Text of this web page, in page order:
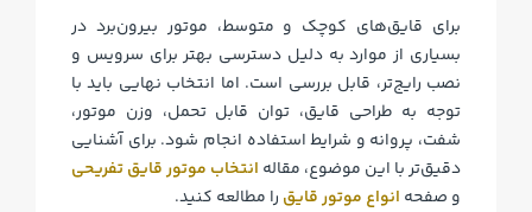
برای قایق‌های کوچک و متوسط، موتور بیرون‌برد در
بسیاری از موارد به دلیل دسترسی بهتر برای سرویس و
نصب رایج‌تر، قابل بررسی است. اما انتخاب نهایی باید با
توجه به طراحی قایق، توان قابل تحمل، وزن موتور،
شفت، پروانه و شرایط استفاده انجام شود. برای آشنایی
دقیق‌تر با این موضوع، مقاله انتخاب موتور قایق تفریحی
و صفحه انواع موتور قایق را مطالعه کنید.